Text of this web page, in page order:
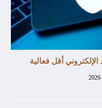
أقل فعالية